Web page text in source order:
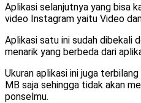
Aplikasi selanjutnya yang bisa
video Instagram yaitu Video
Aplikasi satu ini sudah dibekali
menarik yang berbeda dari
Ukuran aplikasi ini juga
MB saja sehingga tidak akan
ponselmu.